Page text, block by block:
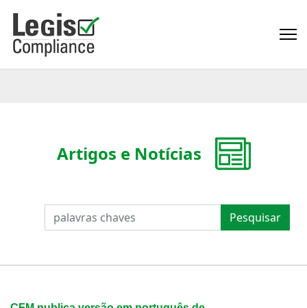
PESQUISAR Pesquisar
Artigos e Notícias